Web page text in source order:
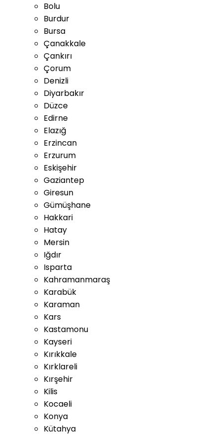
Bolu
Burdur
Bursa
Çanakkale
Çankırı
Çorum
Denizli
Diyarbakır
Düzce
Edirne
Elazığ
Erzincan
Erzurum
Eskişehir
Gaziantep
Giresun
Gümüşhane
Hakkari
Hatay
Mersin
Iğdır
Isparta
Kahramanmaraş
Karabük
Karaman
Kars
Kastamonu
Kayseri
Kırıkkale
Kırklareli
Kırşehir
Kilis
Kocaeli
Konya
Kütahya